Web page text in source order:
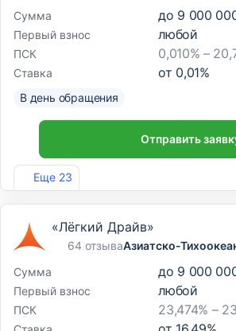
Еще 23
Сумма
до 9 000
Первый взнос любой
ПСК 0,010% –
Ставка от 0,01%
В день обращения
Отправить
Лиц. №963
«Лёгкий Драйв»
64 отзываАзиатско-
Сумма
до 9 000
Первый взнос любой
ПСК 23,474% –